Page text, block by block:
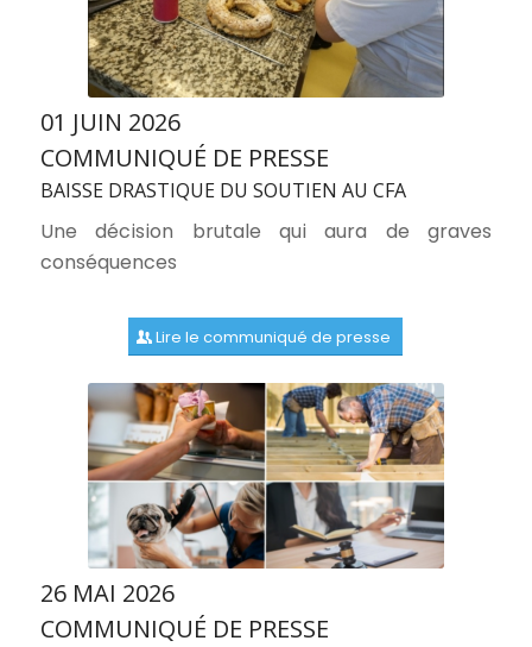
01 JUIN 2026
COMMUNIQUÉ DE PRESSE
BAISSE DRASTIQUE DU SOUTIEN AU CFA
Une décision brutale qui aura de graves
conséquences
Lire le communiqué de presse
26 MAI 2026
COMMUNIQUÉ DE PRESSE